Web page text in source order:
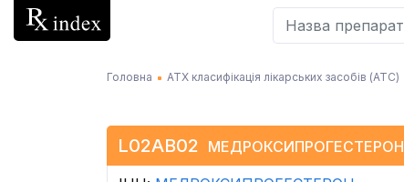
Головна АТХ класифікація лікарських засобів (АТC)
L02AB02 МЕДРОКСИПРОГЕСТЕРОН